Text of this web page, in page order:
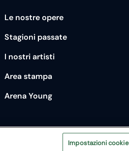
Le nostre opere
Stagioni passate
I nostri artisti
Area stampa
Arena Young
Impostazioni cookie